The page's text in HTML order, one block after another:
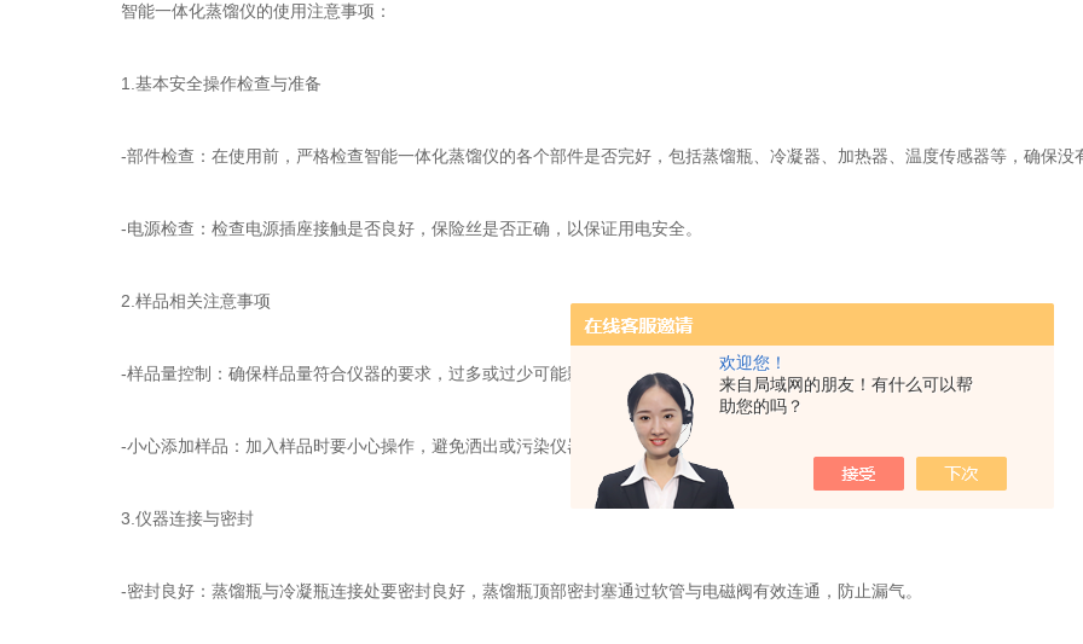
欢迎您！
来自局域网的朋友！有什么可以帮
助您的吗？
智能一体化蒸馏仪的使用注意事项：
1.基本安全操作检查与准备
-部件检查：在使用前，严格检查智能一体化蒸馏仪的各个部件是否完好，包括蒸馏瓶、冷凝器、加热器、温度传感器等，确保没
-电源检查：检查电源插座接触是否良好，保险丝是否正确，以保证用电安全。
2.样品相关注意事项
-样品量控制：确保样品量符合仪器的要求，过多或过少可能影响蒸馏效果和结果准确性。
-小心添加样品：加入样品时要小心操作，避免洒出或污染仪器及周围环境。
3.仪器连接与密封
-密封良好：蒸馏瓶与冷凝瓶连接处要密封良好，蒸馏瓶顶部密封塞通过软管与电磁阀有效连通，防止漏气。